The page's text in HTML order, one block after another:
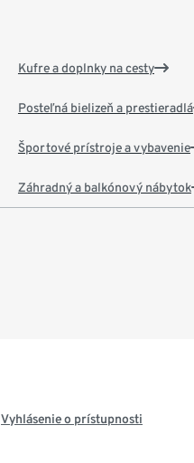
Kufre a doplnky na cesty
Posteľná bielizeň a prestieradlá
Športové prístroje a vybavenie
Záhradný a balkónový nábytok
Vyhlásenie o prístupnosti